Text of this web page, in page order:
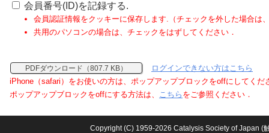
会員番号(ID)を記録する.
会員認証情報をクッキーに保存します.（チェックを外した場合は
共用のパソコンの場合は、チェックをはずしてください．
PDFダウンロード（807.7 KB）
ログインできない方はこちら
iPhone（safari）をお使いの方は、ポップアップブロックをoffにしてくだ
ポップアップブロックをoffにする方法は、 こちら をご参照ください．
Copyright (C) 1959-2026 Catalysis Society of Japan (